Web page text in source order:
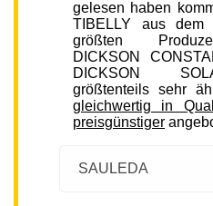
gelesen haben
TIBELLY aus
größten
DICKSON
DICKSON
größtenteils sehr
gleichwertig in
preisgünstiger
SAULEDA